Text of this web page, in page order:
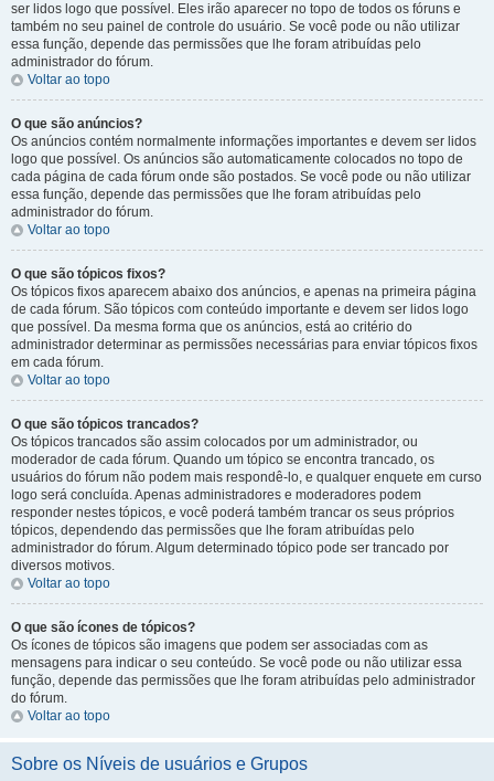
ser lidos logo que possível. Eles irão aparecer no topo de todos os fóruns e
também no seu painel de controle do usuário. Se você pode ou não utilizar
essa função, depende das permissões que lhe foram atribuídas pelo
administrador do fórum.
Voltar ao topo
O que são anúncios?
Os anúncios contém normalmente informações importantes e devem ser lidos
logo que possível. Os anúncios são automaticamente colocados no topo de
cada página de cada fórum onde são postados. Se você pode ou não utilizar
essa função, depende das permissões que lhe foram atribuídas pelo
administrador do fórum.
Voltar ao topo
O que são tópicos fixos?
Os tópicos fixos aparecem abaixo dos anúncios, e apenas na primeira página
de cada fórum. São tópicos com conteúdo importante e devem ser lidos logo
que possível. Da mesma forma que os anúncios, está ao critério do
administrador determinar as permissões necessárias para enviar tópicos fixos
em cada fórum.
Voltar ao topo
O que são tópicos trancados?
Os tópicos trancados são assim colocados por um administrador, ou
moderador de cada fórum. Quando um tópico se encontra trancado, os
usuários do fórum não podem mais respondê-lo, e qualquer enquete em curso
logo será concluída. Apenas administradores e moderadores podem
responder nestes tópicos, e você poderá também trancar os seus próprios
tópicos, dependendo das permissões que lhe foram atribuídas pelo
administrador do fórum. Algum determinado tópico pode ser trancado por
diversos motivos.
Voltar ao topo
O que são ícones de tópicos?
Os ícones de tópicos são imagens que podem ser associadas com as
mensagens para indicar o seu conteúdo. Se você pode ou não utilizar essa
função, depende das permissões que lhe foram atribuídas pelo administrador
do fórum.
Voltar ao topo
Sobre os Níveis de usuários e Grupos